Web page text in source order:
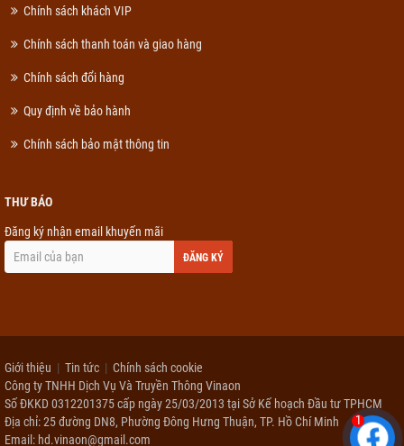
Chính sách khách VIP
Chính sách thanh toán và giao hàng
Chính sách đổi hàng
Quy định về bảo hành
Chính sách bảo mật thông tin
THƯ BÁO
Đăng ký nhận email khuyến mãi
ĐĂNG KÝ
Giới thiệu Tin tức
Chính sách cookie
Công ty TNHH Dịch Vụ Và Truyền Thông Vinaon
Số ĐKKD 0312201375 cấp ngày 25/03/2013 tại Sở Kế hoạch Đầu tư TPHCM
Địa chỉ: 25 đường DN8, Phường Đông Hưng Thuận, TP. Hồ Chí Minh
Email: hd.vinaon@gmail.com
1